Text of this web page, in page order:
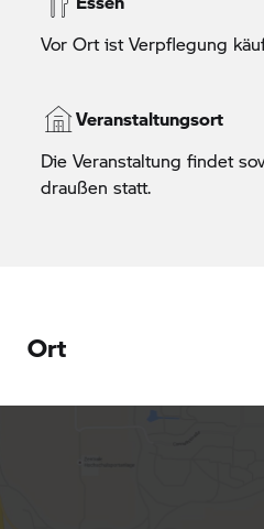
Vor Ort ist Verpflegung
Veranstaltungsort
Die Veranstaltung findet
draußen statt.
Ort